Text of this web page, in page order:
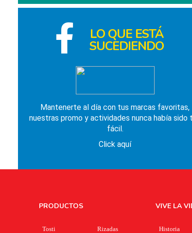
LO QUE ESTÁ
SUCEDIENDO
Mantenerte al día con tus marcas favoritas,
nuestras promo y actividades nunca había sido
fácil.
Click aquí
VIVE LA
Historia
PRODUCTOS
Tosti
Rizadas